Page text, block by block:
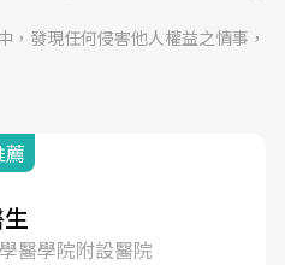
，發現任何侵害他人權益之情事，
醫學院附設醫院